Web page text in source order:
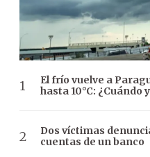
El frío vuelve a
hasta 10°C:
Dos víctimas
cuentas de un banco